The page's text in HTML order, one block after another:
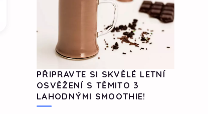
PŘIPRAVTE SI SKVĚLÉ LETNÍ
OSVĚŽENÍ S TĚMITO 3
LAHODNÝMI SMOOTHIE!